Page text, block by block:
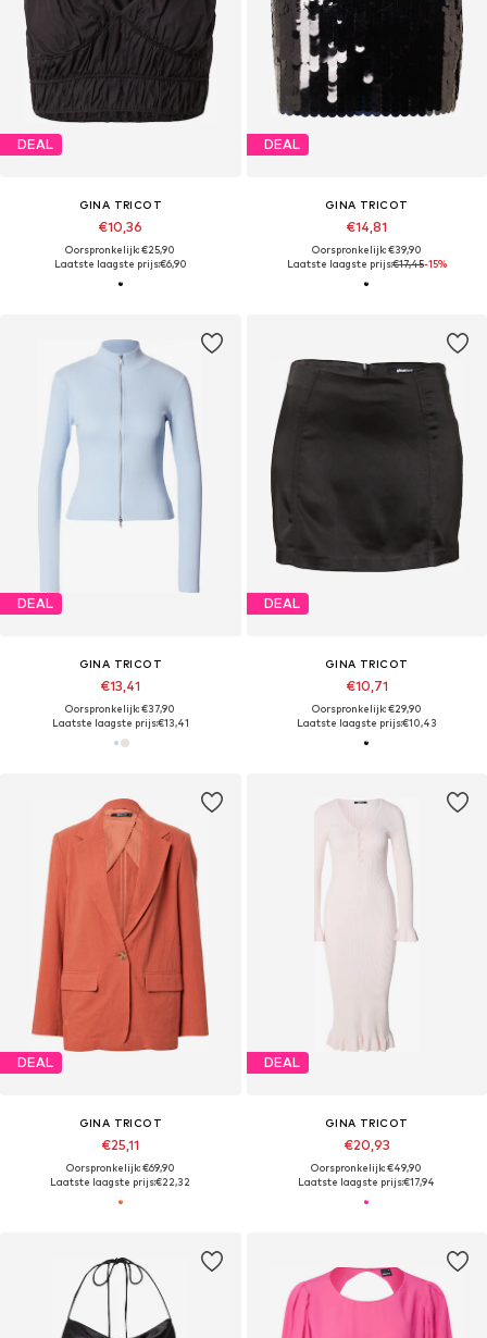
DEAL
GINA TRICOT
€10,36
Oorspronkelijk: €25,90
Laatste laagste prijs:€6,90
DEAL
GINA TRICOT
€14,81
Oorspronkelijk: €39,90
Laatste laagste prijs:€17,45-15%
DEAL
GINA TRICOT
€13,41
Oorspronkelijk: €37,90
Laatste laagste prijs:€13,41
DEAL
GINA TRICOT
€10,71
Oorspronkelijk: €29,90
Laatste laagste prijs:€10,43
DEAL
GINA TRICOT
€25,11
Oorspronkelijk: €69,90
Laatste laagste prijs:€22,32
DEAL
GINA TRICOT
€20,93
Oorspronkelijk: €49,90
Laatste laagste prijs:€17,94